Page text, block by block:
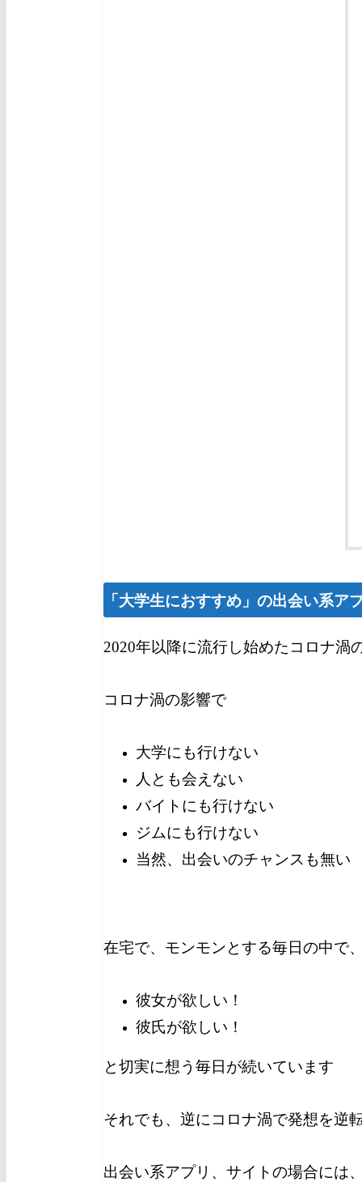
「大学生におすすめ」の出会い系ア
2020年以降に流行し始めたコロナ渦
コロナ渦の影響で
大学にも行けない
人とも会えない
バイトにも行けない
ジムにも行けない
当然、出会いのチャンスも無い
在宅で、モンモンとする毎日の中で
彼女が欲しい！
彼氏が欲しい！
と切実に想う毎日が続いています
それでも、逆にコロナ渦で発想を逆
出会い系アプリ、サイトの場合には